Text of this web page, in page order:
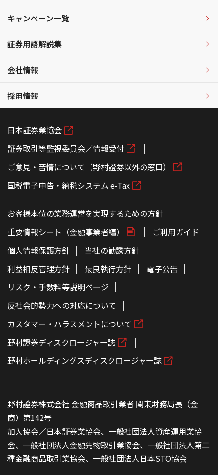
キャンペーン一覧
証券用語解説集
会社情報
採用情報
日本証券業協会
証券取引等監視委員会／情報受付
ご意見・苦情について（野村證券以外の窓口）
国税電子申告・納税システム e-Tax
お客様本位の業務運営を実現するための方針
重要情報シート（金融事業者編）
ご利用ガイド
個人情報保護方針
当社の勧誘方針
利益相反管理方針
最良執行方針
電子公告
リスク・手数料等説明ページ
反社会的勢力への対応について
カスタマー・ハラスメントについて
野村證券ディスクロージャー誌
野村ホールディングスディスクロージャー誌
野村證券株式会社 金融商品取引業者 関東財務局長（金
商）第142号
加入協会／日本証券業協会、一般社団法人資産運用業協
会、一般社団法人金融先物取引業協会、一般社団法人第二
種金融商品取引業協会、一般社団法人日本STO協会